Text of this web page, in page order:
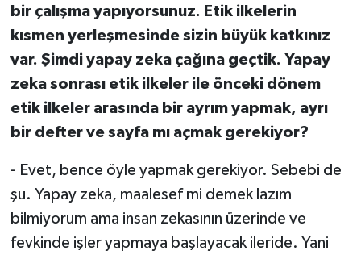
bir çalışma yapıyorsunuz. Etik ilkelerin
kısmen yerleşmesinde sizin büyük katkınız
var. Şimdi yapay zeka çağına geçtik. Yapay
zeka sonrası etik ilkeler ile önceki dönem
etik ilkeler arasında bir ayrım yapmak, ayrı
bir defter ve sayfa mı açmak gerekiyor?
- Evet, bence öyle yapmak gerekiyor. Sebebi de
şu. Yapay zeka, maalesef mi demek lazım
bilmiyorum ama insan zekasının üzerinde ve
fevkinde işler yapmaya başlayacak ileride. Yani